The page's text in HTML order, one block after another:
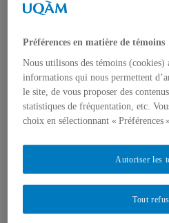
Bourses et prix
Dans les médias
Archives et bilans
Colloque international
Préférences en matière de témoins
Nous utilisons des témoins (cookies)
informations qui nous permettent
le site, de vous proposer des
statistiques de fréquentation, etc.
choix en sélectionnant « Préférences ».
Tout
Autoriser les